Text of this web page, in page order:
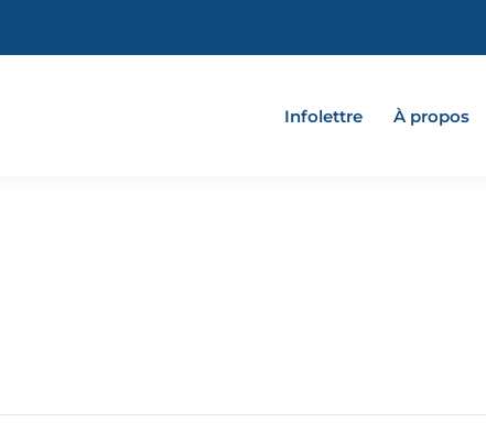
Infolettre À propos